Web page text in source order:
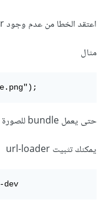
اعتقد الخطا من عدم وجود loader للعناوين في ملفات css و sass
مثال
حتى يعمل bundle للصورة
يمكنك تثبيت url-loader